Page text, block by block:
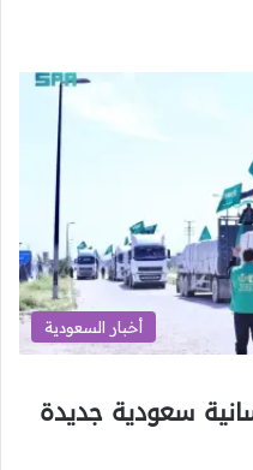
أخبار السعودية
سعودية جديدة